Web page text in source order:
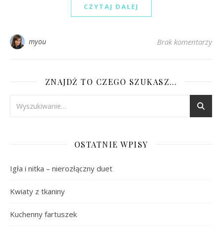
CZYTAJ DALEJ
myou Brak komentarzy
ZNAJDŹ TO CZEGO SZUKASZ…
OSTATNIE WPISY
Igła i nitka – nierozłączny duet
Kwiaty z tkaniny
Kuchenny fartuszek